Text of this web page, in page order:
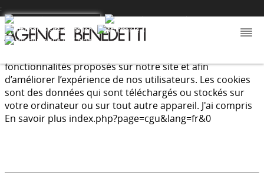
fonctionnalités proposés sur notre site et afin
d’améliorer l’expérience de nos utilisateurs. Les cookies
sont des données qui sont téléchargés ou stockés sur
votre ordinateur ou sur tout autre appareil. J'ai compris
En savoir plus index.php?page=cgu&lang=fr&0
: